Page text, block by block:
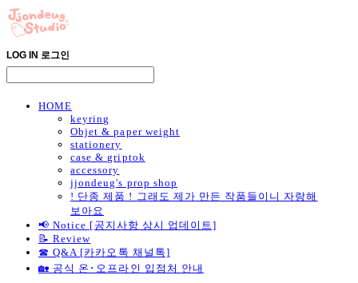
LOG IN 로그인
HOME
keyring
Objet & paper weight
stationery
case & griptok
accessory
jjondeug's prop shop
! 단종 제품 ! 그래도 제가 만든 작품들이니 자랑해
보아요
📢 Notice [공지사항 상시 업데이트]
📝 Review
☎ Q&A [카카오톡 채널톡]
🏡 공식 온･오프라인 입점처 안내